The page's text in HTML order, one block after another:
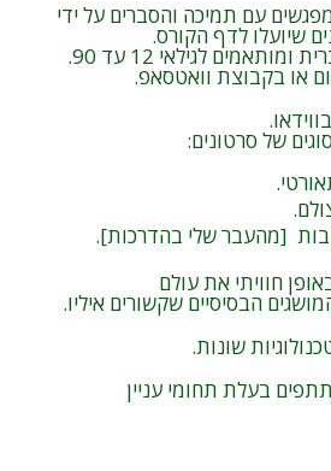
עם תמיכה והסברים על ידי
שיועלו לדף הקורס.
לגילאי 12 עד 90.
או בקבוצת וואטסאפ.
של סרטונים:
[מהעבר שלי בהדרכות].
חוויתי את עולם
הבסיסיים שקשורים איליו.
שונות.
בעלת תחומי עניין